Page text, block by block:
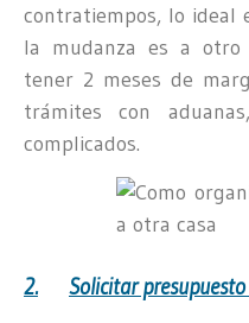
contratiempos, lo ideal
la mudanza es a otro
tener 2 meses de
trámites con
complicados.
2. Solicitar